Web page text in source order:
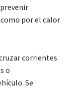
por el calor
corrientes
o
Se